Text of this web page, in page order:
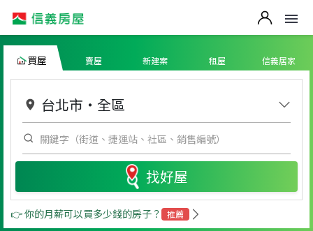
買屋 賣屋 新建案 租屋 信義居家
台北市 ・ 全區
找好屋
👉 你的月薪可以買多少錢的房子？ 推薦